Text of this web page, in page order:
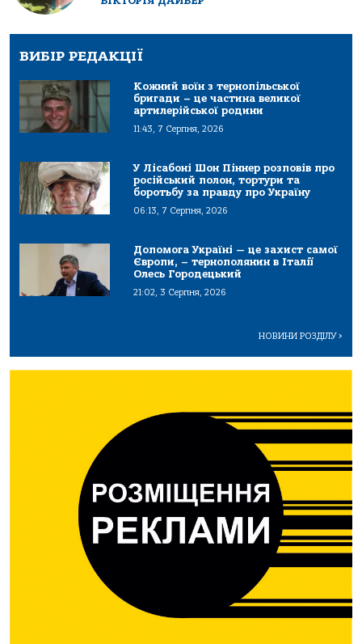
ВИБІР РЕДАКЦІЇ
Кожний воїн з тернопільської
бригади – це частина великої
артилерійської родини
11:43, 7 Серпня, 2026
У Лісабоні Шон Піннер розповів про
російський полон, тортури та
боротьбу за правду про Україну
06:13, 7 Серпня, 2026
Допомога Україні — це захист самої
Європи, – тернополянин в Італії
Олесь Городецький
21:02, 3 Серпня, 2026
НОВИНИ РОЗДІЛУ>